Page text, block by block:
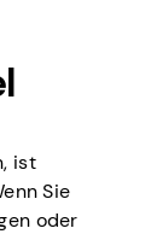
ist
Sie
oder